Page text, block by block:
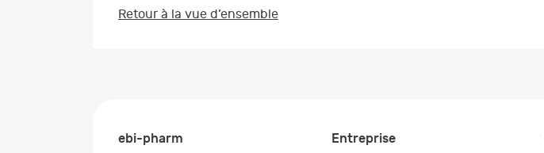
Retour à la vue d’ensemble
ebi-pharm Entreprise